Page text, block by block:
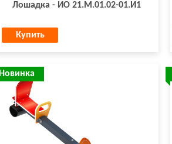
Лошадка - ИО 21.М.01.02-01.И1
Купить
Новинка